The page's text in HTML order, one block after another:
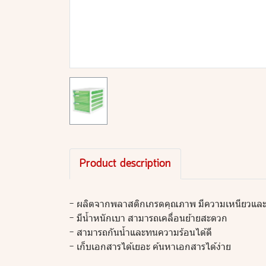
Product description
- ผลิตจากพลาสติกเกรดคุณภาพ มีความเหนียวแล
- มีน้ำหนักเบา สามารถเคลื่อนย้ายสะดวก
- สามารถกันน้ำและทนความร้อนได้ดี
- เก็บเอกสารได้เยอะ ค้นหาเอกสารได้ง่าย